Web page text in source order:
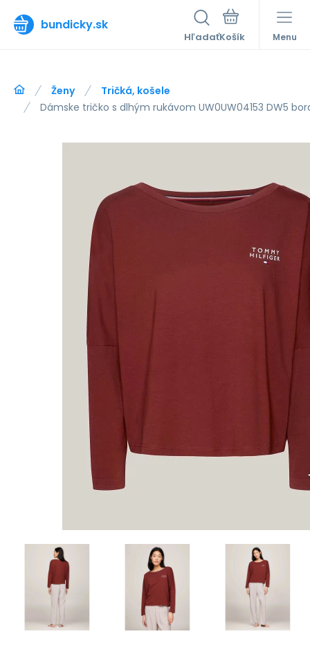
bundicky.sk
Hľadať Menu
Ženy
Tričká, košele
Dámske tričko s dlhým rukávom UW0UW04153 DW5